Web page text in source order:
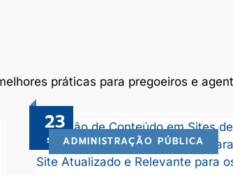
práticas para pregoeiros e
23
set ADMINISTRAÇÃO PÚBLICA